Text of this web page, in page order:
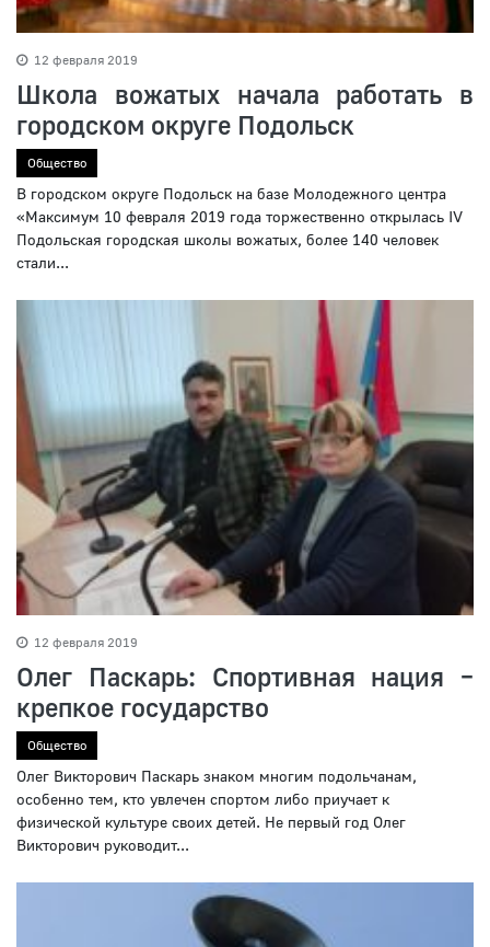
12 февраля 2019
Школа вожатых начала работать в
городском округе Подольск
Общество
В городском округе Подольск на базе Молодежного центра
«Максимум 10 февраля 2019 года торжественно открылась IV
Подольская городская школы вожатых, более 140 человек
стали...
12 февраля 2019
Олег Паскарь: Спортивная нация –
крепкое государство
Общество
Олег Викторович Паскарь знаком многим подольчанам,
особенно тем, кто увлечен спортом либо приучает к
физической культуре своих детей. Не первый год Олег
Викторович руководит...